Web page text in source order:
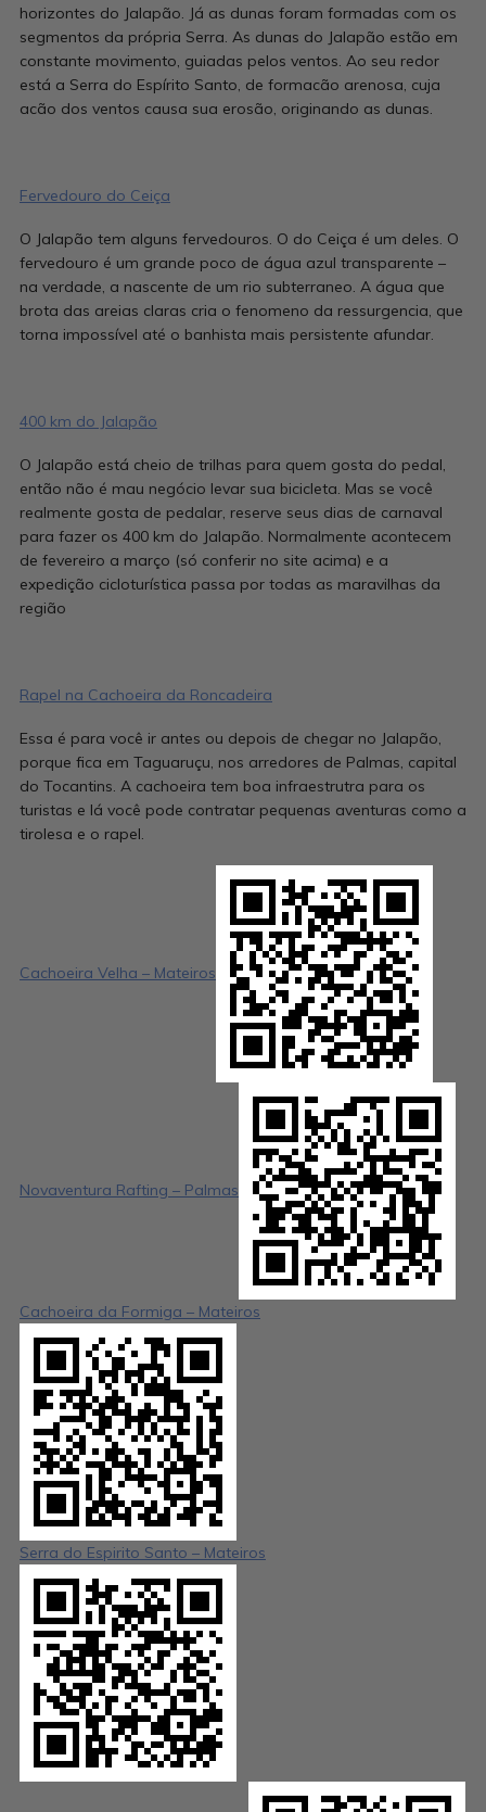
horizontes do Jalapão. Já as dunas foram formadas com os
segmentos da própria Serra. As dunas do Jalapão estão em
constante movimento, guiadas pelos ventos. Ao seu redor
está a Serra do Espírito Santo, de formacão arenosa, cuja
acão dos ventos causa sua erosão, originando as dunas.
Fervedouro do Ceiça
O Jalapão tem alguns fervedouros. O do Ceiça é um deles. O
fervedouro é um grande poco de água azul transparente –
na verdade, a nascente de um rio subterraneo. A água que
brota das areias claras cria o fenomeno da ressurgencia, que
torna impossível até o banhista mais persistente afundar.
400 km do Jalapão
O Jalapão está cheio de trilhas para quem gosta do pedal,
então não é mau negócio levar sua bicicleta. Mas se você
realmente gosta de pedalar, reserve seus dias de carnaval
para fazer os 400 km do Jalapão. Normalmente acontecem
de fevereiro a março (só conferir no site acima) e a
expedição cicloturística passa por todas as maravilhas da
região
Rapel na Cachoeira da Roncadeira
Essa é para você ir antes ou depois de chegar no Jalapão,
porque fica em Taguaruçu, nos arredores de Palmas, capital
do Tocantins. A cachoeira tem boa infraestrutra para os
turistas e lá você pode contratar pequenas aventuras como a
tirolesa e o rapel.
Cachoeira Velha – Mateiros
Novaventura Rafting – Palmas
Cachoeira da Formiga – Mateiros
Serra do Espirito Santo – Mateiros